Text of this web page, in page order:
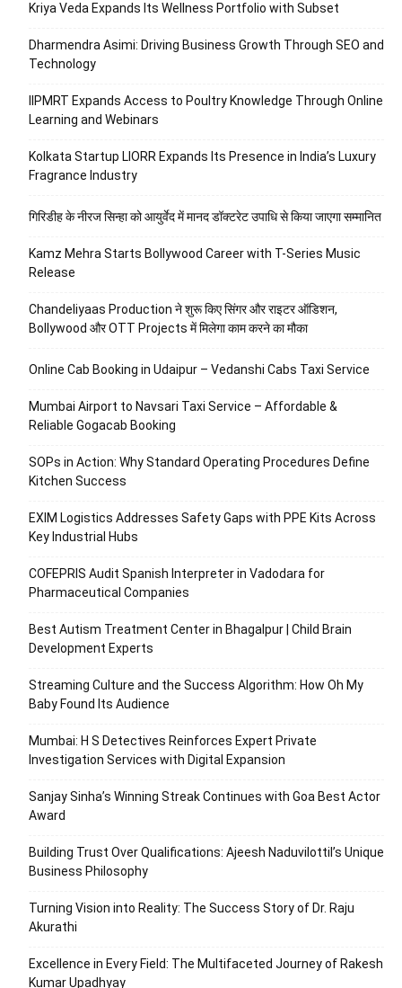
Kriya Veda Expands Its Wellness Portfolio with Subset
Dharmendra Asimi: Driving Business Growth Through SEO and
Technology
IIPMRT Expands Access to Poultry Knowledge Through Online
Learning and Webinars
Kolkata Startup LIORR Expands Its Presence in India’s Luxury
Fragrance Industry
गिरिडीह के नीरज सिन्हा को आयुर्वेद में मानद डॉक्टरेट उपाधि से किया जाएगा सम्मानित
Kamz Mehra Starts Bollywood Career with T-Series Music
Release
Chandeliyaas Production ने शुरू किए सिंगर और राइटर ऑडिशन,
Bollywood और OTT Projects में मिलेगा काम करने का मौका
Online Cab Booking in Udaipur – Vedanshi Cabs Taxi Service
Mumbai Airport to Navsari Taxi Service – Affordable &
Reliable Gogacab Booking
SOPs in Action: Why Standard Operating Procedures Define
Kitchen Success
EXIM Logistics Addresses Safety Gaps with PPE Kits Across
Key Industrial Hubs
COFEPRIS Audit Spanish Interpreter in Vadodara for
Pharmaceutical Companies
Best Autism Treatment Center in Bhagalpur | Child Brain
Development Experts
Streaming Culture and the Success Algorithm: How Oh My
Baby Found Its Audience
Mumbai: H S Detectives Reinforces Expert Private
Investigation Services with Digital Expansion
Sanjay Sinha’s Winning Streak Continues with Goa Best Actor
Award
Building Trust Over Qualifications: Ajeesh Naduvilottil’s Unique
Business Philosophy
Turning Vision into Reality: The Success Story of Dr. Raju
Akurathi
Excellence in Every Field: The Multifaceted Journey of Rakesh
Kumar Upadhyay